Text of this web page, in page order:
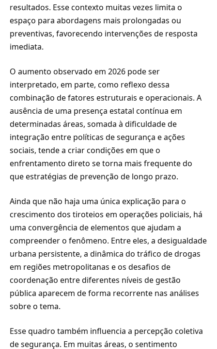
resultados. Esse contexto muitas vezes limita o
espaço para abordagens mais prolongadas ou
preventivas, favorecendo intervenções de resposta
imediata.
O aumento observado em 2026 pode ser
interpretado, em parte, como reflexo dessa
combinação de fatores estruturais e operacionais. A
ausência de uma presença estatal contínua em
determinadas áreas, somada à dificuldade de
integração entre políticas de segurança e ações
sociais, tende a criar condições em que o
enfrentamento direto se torna mais frequente do
que estratégias de prevenção de longo prazo.
Ainda que não haja uma única explicação para o
crescimento dos tiroteios em operações policiais, há
uma convergência de elementos que ajudam a
compreender o fenômeno. Entre eles, a desigualdade
urbana persistente, a dinâmica do tráfico de drogas
em regiões metropolitanas e os desafios de
coordenação entre diferentes níveis de gestão
pública aparecem de forma recorrente nas análises
sobre o tema.
Esse quadro também influencia a percepção coletiva
de segurança. Em muitas áreas, o sentimento